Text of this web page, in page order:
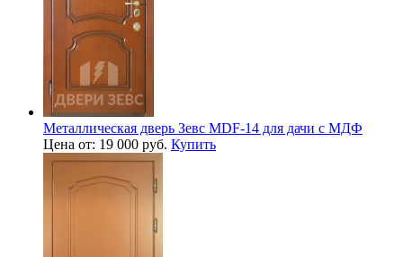
Металлическая дверь Зевс MDF-14 для дачи с МДФ
Цена от: 19 000 руб. Купить